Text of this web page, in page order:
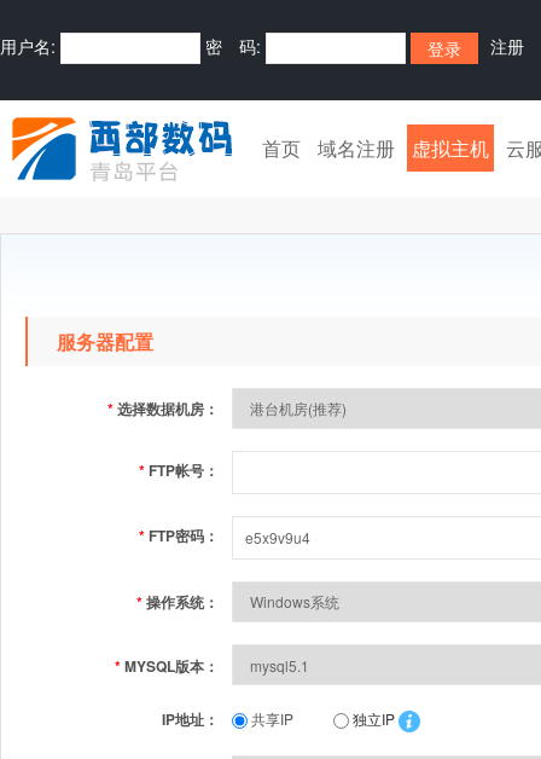
用户名: 密 码: 注册
首页 域名注册 虚拟主机 云
服务器配置
*选择数据机房：
* FTP帐号：
* FTP密码：
*操作系统：
*MYSQL版本：
IP地址： 共享IP 独立IP